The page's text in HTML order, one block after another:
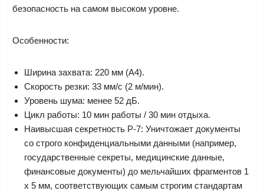
безопасность на самом высоком уровне.
Особенности:
Ширина захвата: 220 мм (A4).
Скорость резки: 33 мм/с (2 м/мин).
Уровень шума: менее 52 дБ.
Цикл работы: 10 мин работы / 30 мин отдыха.
Наивысшая секретность P-7: Уничтожает документы
со строго конфиденциальными данными (например,
государственные секреты, медицинские данные,
финансовые документы) до мельчайших фрагментов 1
x 5 мм, соответствующих самым строгим стандартам